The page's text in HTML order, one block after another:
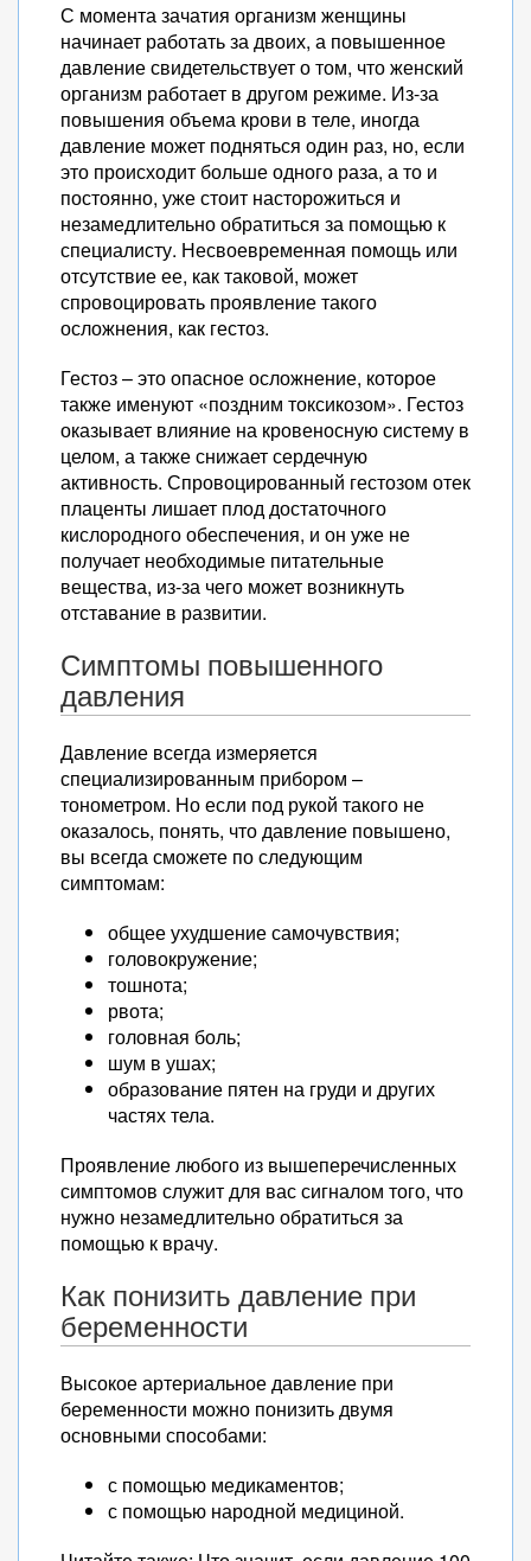
С момента зачатия организм женщины
начинает работать за двоих, а повышенное
давление свидетельствует о том, что женский
организм работает в другом режиме. Из-за
повышения объема крови в теле, иногда
давление может подняться один раз, но, если
это происходит больше одного раза, а то и
постоянно, уже стоит насторожиться и
незамедлительно обратиться за помощью к
специалисту. Несвоевременная помощь или
отсутствие ее, как таковой, может
спровоцировать проявление такого
осложнения, как гестоз.
Гестоз – это опасное осложнение, которое
также именуют «поздним токсикозом». Гестоз
оказывает влияние на кровеносную систему в
целом, а также снижает сердечную
активность. Спровоцированный гестозом отек
плаценты лишает плод достаточного
кислородного обеспечения, и он уже не
получает необходимые питательные
вещества, из-за чего может возникнуть
отставание в развитии.
Симптомы повышенного
давления
Давление всегда измеряется
специализированным прибором –
тонометром. Но если под рукой такого не
оказалось, понять, что давление повышено,
вы всегда сможете по следующим
симптомам:
общее ухудшение самочувствия;
головокружение;
тошнота;
рвота;
головная боль;
шум в ушах;
образование пятен на груди и других
частях тела.
Проявление любого из вышеперечисленных
симптомов служит для вас сигналом того, что
нужно незамедлительно обратиться за
помощью к врачу.
Как понизить давление при
беременности
Высокое артериальное давление при
беременности можно понизить двумя
основными способами:
с помощью медикаментов;
с помощью народной медициной.